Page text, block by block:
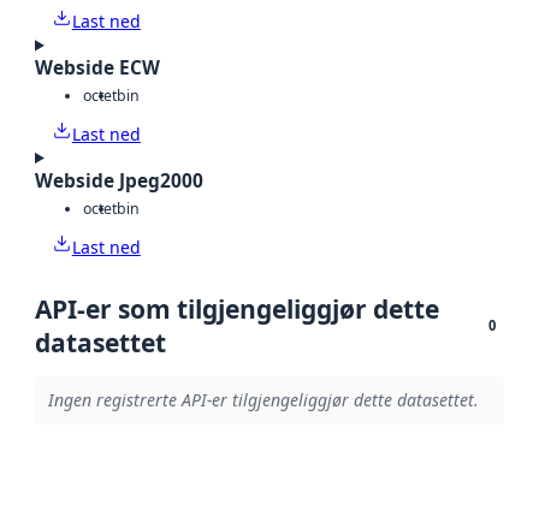
Last ned
Webside ECW
octetbin
Last ned
Webside Jpeg2000
octetbin
Last ned
API-er som tilgjengeliggjør dette
datasettet
0
Ingen registrerte API-er tilgjengeliggjør dette datasettet.